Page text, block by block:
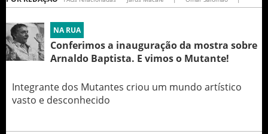
NA RUA
Conferimos a inauguração da mostra sobre
Arnaldo Baptista. E vimos o Mutante!
Integrante dos Mutantes criou um mundo artístico
vasto e desconhecido